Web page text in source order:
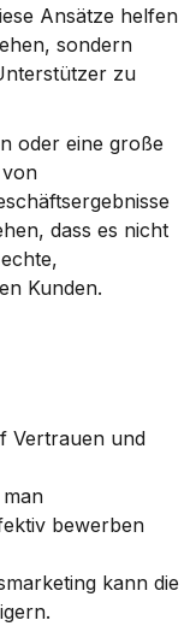
Ansätze helfen
sondern
zu
oder eine große
dass es nicht
Kunden.
Vertrauen und
bewerben
kann die